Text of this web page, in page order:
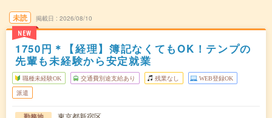
未読
NEW
掲載日 2026/08/10
1750円＊【経理】簿記なくてもOK！テンプの
先輩も未経験から安定就業
職種未経験OK 交通費別途支給あり 残業なし WEB登録OK
派遣
東京都新宿区